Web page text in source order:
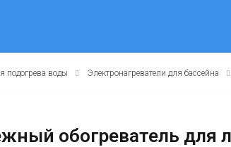
подогрева воды Электронагреватели для бассейна
обогреватель для